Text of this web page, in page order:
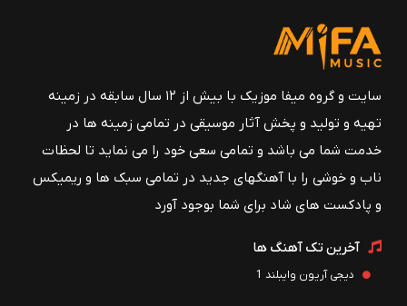
01 Dar Haro Vakon
فرامرز پارسی
سایت و گروه میفا موزیک با بیش از ۱۲ سال سابقه در زمینه
تهیه و تولید و پخش آثار موسیقی در تمامی زمینه ها در
خدمت شما می باشد و تمامی سعی خود را می نماید تا لحظات
ناب و خوشی را با آهنگهای جدید در تمامی سبک ها و ریمیکس
و پادکست های شاد برای شما بوجود آورد
آخرین تک آهنگ ها
دیجی آریون وایبلند 1